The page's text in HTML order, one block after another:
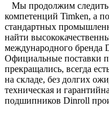
Мы продолжим следить
компетенций Timken, а
стандартных
найти
международного бренда
Официальные поставки
прекращались, всегда
на складе, без долгих
техническая и
подшипников Dinroll